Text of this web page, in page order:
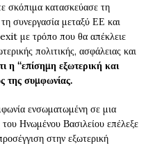
σκόπιμα κατασκεύασε τη
συνεργασία μεταξύ ΕΕ και
με τρόπο που θα απέκλειε
πολιτικής, ασφάλειας και
η “επίσημη εξωτερική και
της συμφωνίας.
ενσωματωμένη σε μια
Ηνωμένου Βασιλείου επέλεξε
στην εξωτερική